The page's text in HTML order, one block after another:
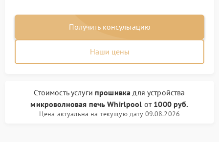
Получить консультацию
Наши цены
Стоимость услуги прошивка для устройства
микроволновая печь Whirlpool от 1000 руб.
Цена актуальна на текущую дату 09.08.2026